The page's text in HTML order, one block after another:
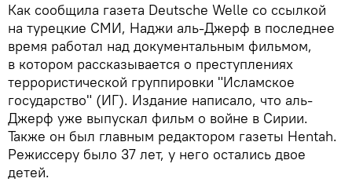
Как сообщила газета Deutsche Welle со ссылкой
на турецкие СМИ, Наджи аль-Джерф в последнее
время работал над документальным фильмом,
в котором рассказывается о преступлениях
террористической группировки "Исламское
государство" (ИГ). Издание написало, что аль-
Джерф уже выпускал фильм о войне в Сирии.
Также он был главным редактором газеты Hentah.
Режиссеру было 37 лет, у него остались двое
детей.